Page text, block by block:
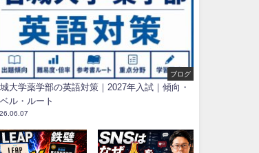
ブログ
大学薬学部の英語対策｜2027年入試｜傾向・
ル・ルート